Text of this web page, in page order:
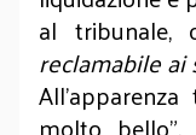
al tribunale,
reclamabile ai